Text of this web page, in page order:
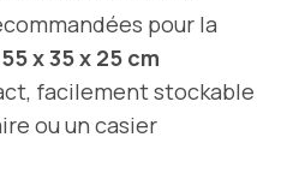
pour la
55 x 35 x 25 cm
facilement stockable
ou un casier